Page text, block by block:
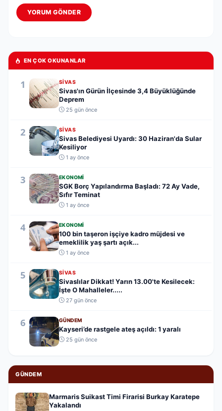
YORUM GÖNDER
EN ÇOK OKUNANLAR
1 SIVAS
Sivas'ın Gürün İlçesinde 3,4 Büyüklüğünde
Deprem
25 gün önce
2 SIVAS
Sivas Belediyesi Uyardı: 30 Haziran'da Sular
Kesiliyor
1 ay önce
3 EKONOMI
SGK Borç Yapılandırma Başladı: 72 Ay Vade,
Sıfır Teminat
1 ay önce
4 EKONOMI
100 bin taşeron işçiye kadro müjdesi ve
emeklilik yaş şartı açık...
1 ay önce
5 SIVAS
Sivaslılar Dikkat! Yarın 13.00'te Kesilecek:
İşte O Mahalleler.....
27 gün önce
6 GÜNDEM
Kayseri’de rastgele ateş açıldı: 1 yaralı
25 gün önce
GÜNDEM
Marmaris Suikast Timi Firarisi Burkay Karatepe
Yakalandı